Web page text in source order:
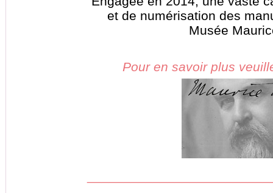
et de numérisation des
Musée
Pour en savoir plus